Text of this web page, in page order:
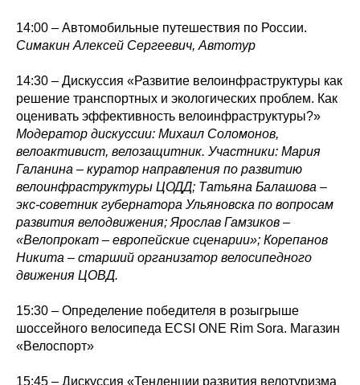
14:00 – Автомобильные путешествия по России.
Симакин Алексей Сергеевич, Автотур
14:30 – Дискуссия «Развитие велоинфраструктуры как
решение транспортных и экологических проблем. Как
оценивать эффективность велоинфраструктуры?»
Модератор дискуссии: Михаил Соломонов,
велоактивист, велозащитник. Участники: Мария
Галанина – куратор направления по развитию
велоинфраструктуры ЦОДД; Татьяна Балашова –
экс-советник губернатора Ульяновска по вопросам
развития велодвижения; Ярослав Гамзиков –
«Велопрокат – европейские сценарии»; Корепанов
Никита – старший организатор велосипедного
движения ЦОВД.
15:30 – Определение победителя в розыгрыше
шоссейного велосипеда ECSI ONE Rim Sora. Магазин
«Велоспорт»
15:45 – Дискуссия «Тенденции развития велотуризма